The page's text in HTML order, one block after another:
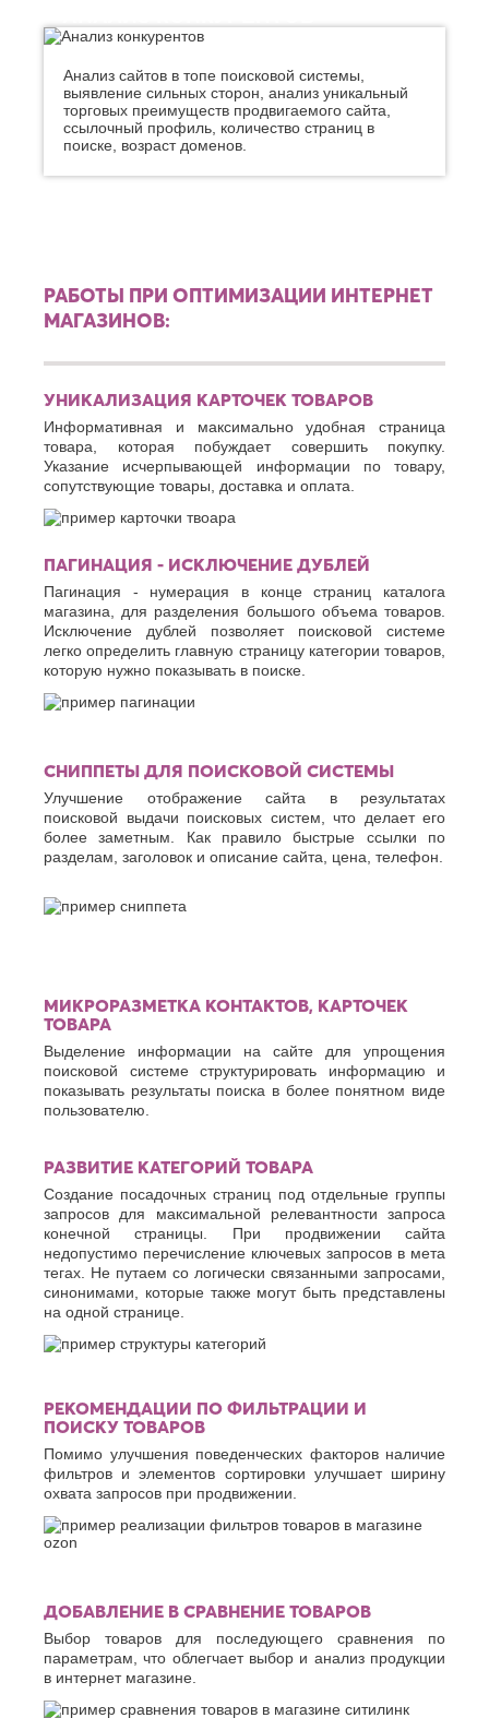
Н
Набережные
Челны
Нальчик
Невинномысск
Электросталь
Энгельс
Я
Ялта
Ярославль
Анализ сайтов в топе поисковой системы,
выявление сильных сторон, анализ уникальный
торговых преимуществ продвигаемого сайта,
ссылочный профиль, количество страниц в
поиске, возраст доменов.
РАБОТЫ ПРИ ОПТИМИЗАЦИИ ИНТЕРНЕТ
МАГАЗИНОВ:
УНИКАЛИЗАЦИЯ КАРТОЧЕК ТОВАРОВ
Информативная и максимально удобная страница
товара, которая побуждает совершить покупку.
Указание исчерпывающей информации по товару,
сопутствующие товары, доставка и оплата.
ПАГИНАЦИЯ - ИСКЛЮЧЕНИЕ ДУБЛЕЙ
Пагинация - нумерация в конце страниц каталога
магазина, для разделения большого объема товаров.
Исключение дублей позволяет поисковой системе
легко определить главную страницу категории товаров,
которую нужно показывать в поиске.
СНИППЕТЫ ДЛЯ ПОИСКОВОЙ СИСТЕМЫ
Улучшение отображение сайта в результатах
поисковой выдачи поисковых систем, что делает его
более заметным. Как правило быстрые ссылки по
разделам, заголовок и описание сайта, цена, телефон.
МИКРОРАЗМЕТКА КОНТАКТОВ, КАРТОЧЕК
ТОВАРА
Выделение информации на сайте для упрощения
поисковой системе структурировать информацию и
показывать результаты поиска в более понятном виде
пользователю.
РАЗВИТИЕ КАТЕГОРИЙ ТОВАРА
Создание посадочных страниц под отдельные группы
запросов для максимальной релевантности запроса
конечной страницы. При продвижении сайта
недопустимо перечисление ключевых запросов в мета
тегах. Не путаем со логически связанными запросами,
синонимами, которые также могут быть представлены
на одной странице.
РЕКОМЕНДАЦИИ ПО ФИЛЬТРАЦИИ И
ПОИСКУ ТОВАРОВ
Помимо улучшения поведенческих факторов наличие
фильтров и элементов сортировки улучшает ширину
охвата запросов при продвижении.
ДОБАВЛЕНИЕ В СРАВНЕНИЕ ТОВАРОВ
Выбор товаров для последующего сравнения по
параметрам, что облегчает выбор и анализ продукции
в интернет магазине.